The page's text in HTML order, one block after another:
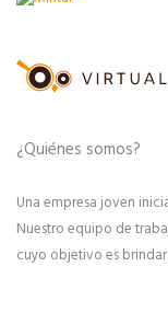
¿Quiénes somos?
Una empresa joven
Nuestro equipo de
cuyo objetivo es